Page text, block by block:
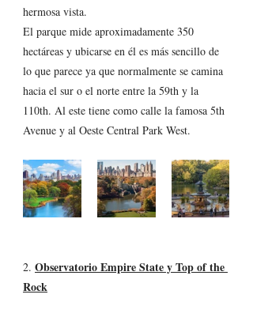
hermosa vista.
El parque mide aproximadamente 350
hectáreas y ubicarse en él es más sencillo de
lo que parece ya que normalmente se camina
hacia el sur o el norte entre la 59th y la
110th. Al este tiene como calle la famosa 5th
Avenue y al Oeste Central Park West.
2. Observatorio Empire State y Top of the
Rock